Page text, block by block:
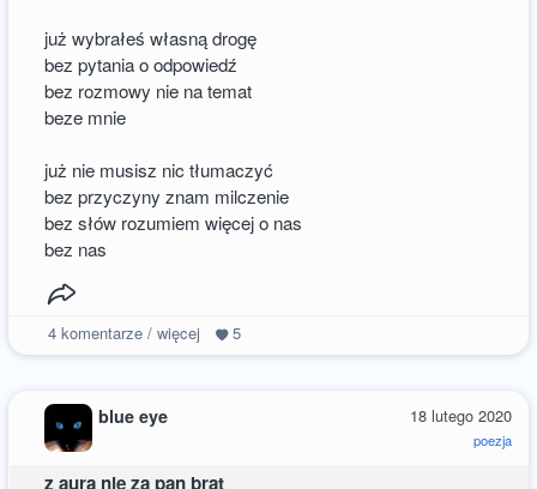
już wybrałeś własną drogę
bez pytania o odpowiedź
bez rozmowy nie na temat
beze mnie
już nie musisz nic tłumaczyć
bez przyczyny znam milczenie
bez słów rozumiem więcej o nas
bez nas
4komentarze / więcej 5
18 lutego 2020
poezja
blue eye
z aurą nie za pan brat